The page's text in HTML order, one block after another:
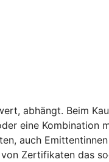
abhängt. Beim
eine Kombination
auch
Zertifikaten das